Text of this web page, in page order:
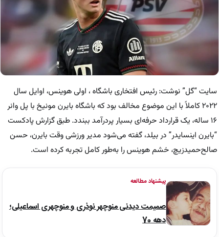
سایت “گل” نوشت: رئیس افتخاری باشگاه ، اولی هوینس، اوایل سال
۲۰۲۲ کاملاً با این موضوع مخالف بود که باشگاه بایرن مونیخ با پل وانر
۱۶ ساله، یک قرارداد حرفه‌ای بسیار پردرآمد ببندد. طبق گزارش پادکست
“بایرن اینسایدر” در بیلد، گفته می‌شود مدیر ورزشی وقت بایرن، حسن
صالح‌حمیدزیچ، خشم هوینس را به‌طور کامل تجربه کرده است.
پیشنهاد مطالعه
صمیمت دیدنی منوچهر نوذری و منوچهری اسماعیلی؛
دهه 70